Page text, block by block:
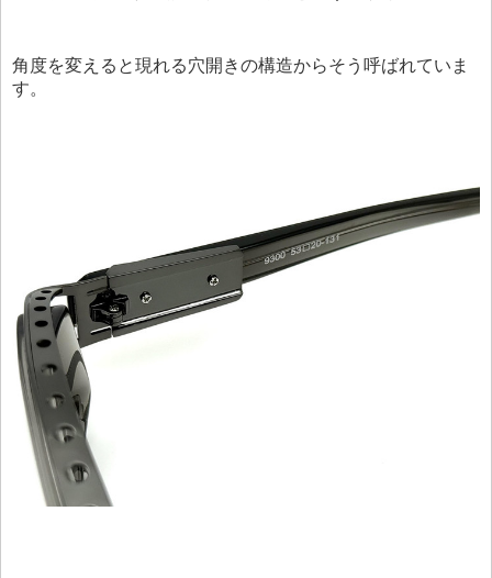
角度を変えると現れる穴開きの構造からそう呼ばれていま
す。